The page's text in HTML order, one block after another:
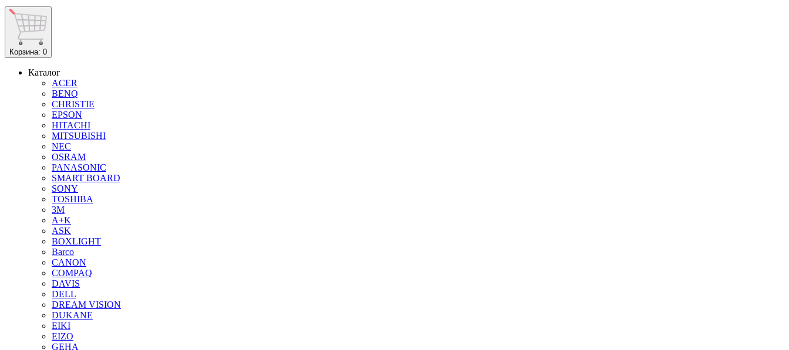
Корзина: 0
Каталог
ACER
BENQ
CHRISTIE
EPSON
HITACHI
MITSUBISHI
NEC
OSRAM
PANASONIC
SMART BOARD
SONY
TOSHIBA
3М
A+K
ASK
BOXLIGHT
Barco
CANON
COMPAQ
DAVIS
DELL
DREAM VISION
DUKANE
EIKI
EIZO
GEHA